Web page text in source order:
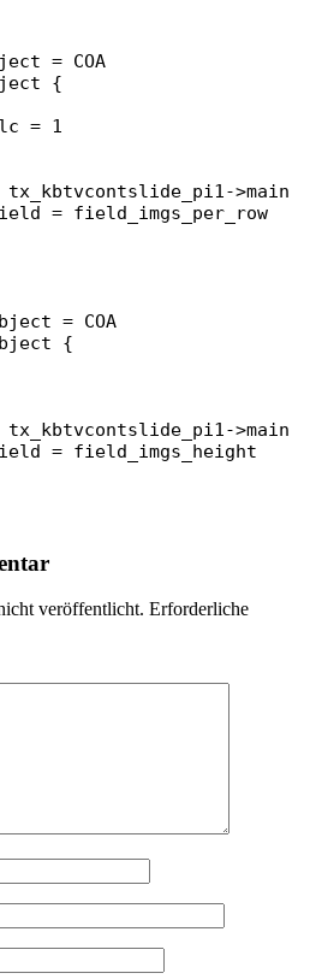
= COA
{
= 1
>main
= field_imgs_per_row
= COA
{
>main
= field_imgs_height
veröffentlicht. Erforderliche